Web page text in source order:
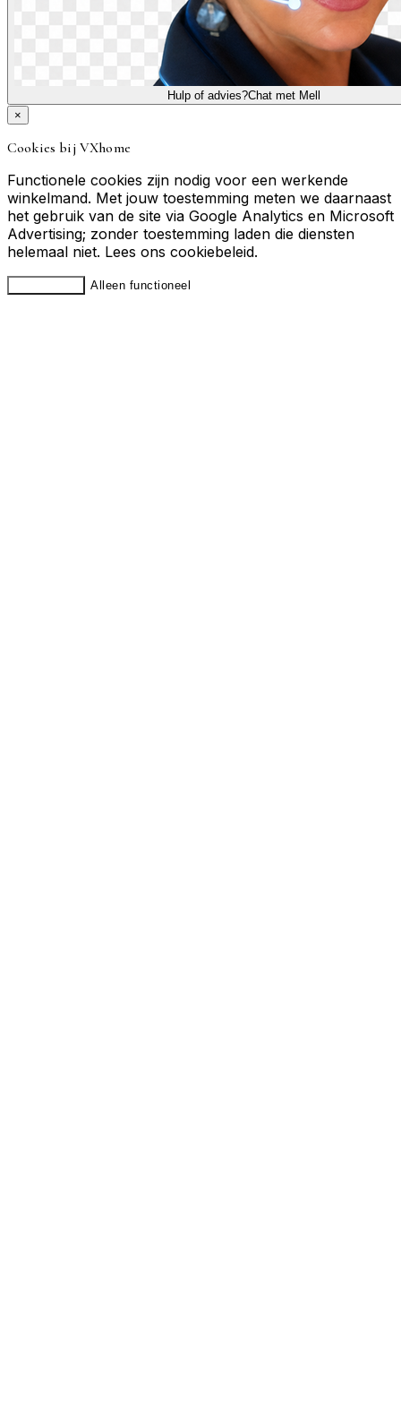
Hulp of advies?Chat met Mell
×
Cookies bij VXhome
Functionele cookies zijn nodig voor een werkende
winkelmand. Met jouw toestemming meten we daarnaast
het gebruik van de site via Google Analytics en Microsoft
Advertising; zonder toestemming laden die diensten
helemaal niet. Lees ons cookiebeleid.
Alleen functioneel